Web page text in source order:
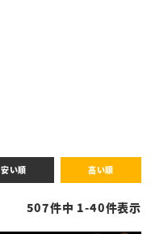
安い順 高い順
507件中 1-40件表示